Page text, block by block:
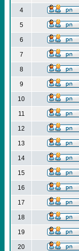
4
5
6
7
8
9
10
11
12
13
14
15
16
17
18
19
20